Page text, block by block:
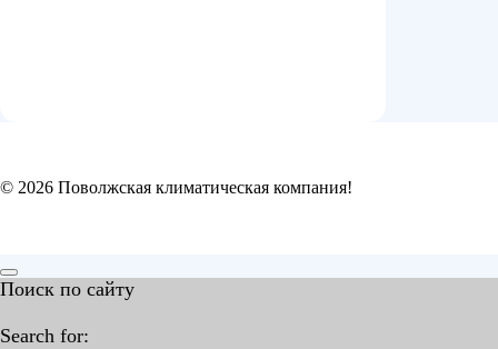
© 2026 Поволжская климатическая компания!
Поиск по сайту
Search for: